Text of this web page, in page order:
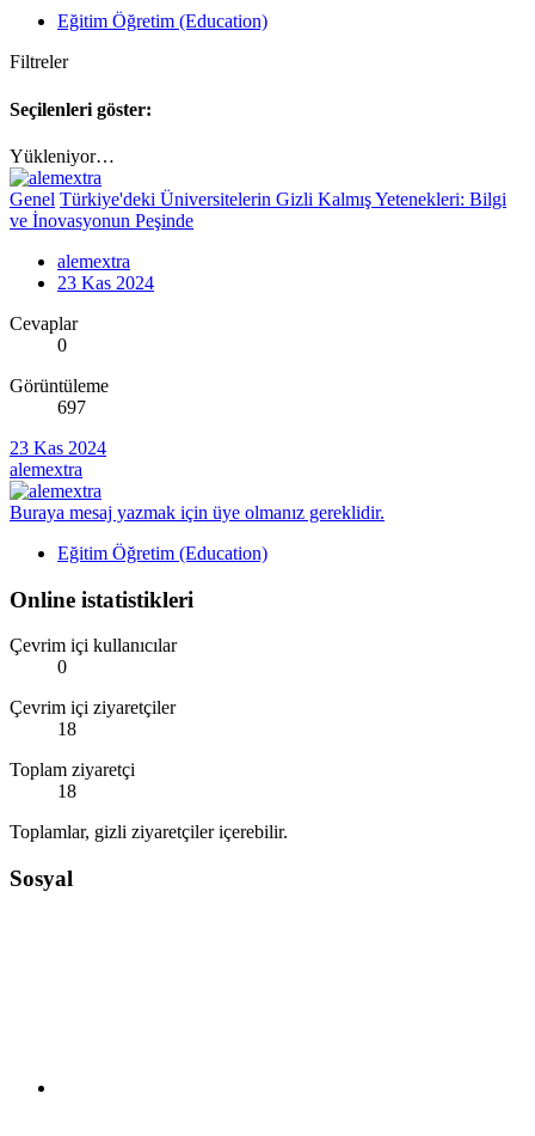
Eğitim Öğretim (Education)
Filtreler
Seçilenleri göster:
Yükleniyor…
Genel Türkiye'deki Üniversitelerin Gizli Kalmış Yetenekleri: Bilgi
ve İnovasyonun Peşinde
alemextra
23 Kas 2024
Cevaplar
0
Görüntüleme
697
23 Kas 2024
alemextra
Buraya mesaj yazmak için üye olmanız gereklidir.
Eğitim Öğretim (Education)
Online istatistikleri
Çevrim içi kullanıcılar
0
Çevrim içi ziyaretçiler
18
Toplam ziyaretçi
18
Toplamlar, gizli ziyaretçiler içerebilir.
Sosyal